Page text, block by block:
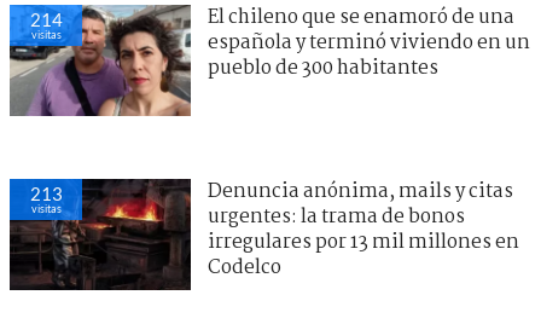
214
visitas
El chileno que se enamoró de una
española y terminó viviendo en un
pueblo de 300 habitantes
213
visitas
Denuncia anónima, mails y citas
urgentes: la trama de bonos
irregulares por 13 mil millones en
Codelco